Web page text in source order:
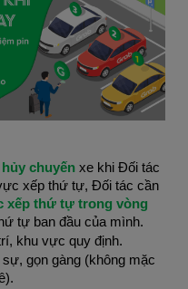
hủy chuyến xe khi Đối tác
xếp thứ tự, Đối tác cần
xếp thứ tự trong vòng
tự ban đầu của mình.
khu vực quy định.
gọn gàng (không mặc